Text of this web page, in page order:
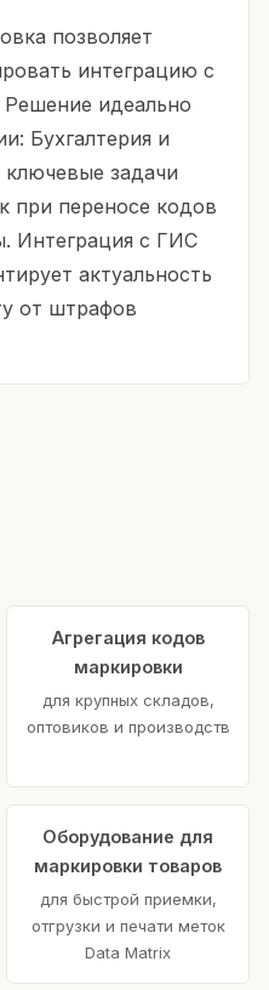
позволяет
интеграцию с
Решение идеально
Бухгалтерия и
задачи
при переносе кодов
Интеграция с ГИС
актуальность
от штрафов
Агрегация кодов
маркировки
для крупных складов,
оптовиков и производств
Оборудование для
маркировки товаров
для быстрой приемки,
отгрузки и печати меток
Data Matrix